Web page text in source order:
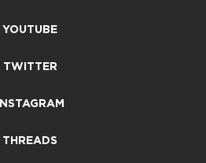
YOUTUBE
TWITTER
INSTAGRAM
THREADS